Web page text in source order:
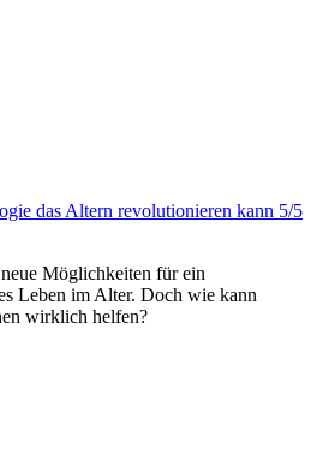
das Altern revolutionieren kann 5/5
Möglichkeiten für ein
Leben im Alter. Doch wie kann
wirklich helfen?